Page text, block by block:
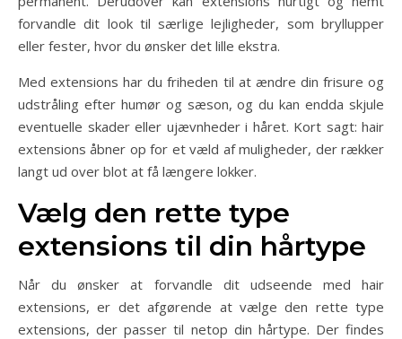
forvandle dit look til særlige lejligheder, som bryllupper
eller fester, hvor du ønsker det lille ekstra.
Med extensions har du friheden til at ændre din frisure og
udstråling efter humør og sæson, og du kan endda skjule
eventuelle skader eller ujævnheder i håret. Kort sagt: hair
extensions åbner op for et væld af muligheder, der rækker
langt ud over blot at få længere lokker.
Vælg den rette type
extensions til din hårtype
Når du ønsker at forvandle dit udseende med hair
extensions, er det afgørende at vælge den rette type
extensions, der passer til netop din hårtype. Der findes